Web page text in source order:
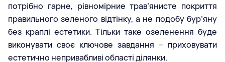
потрібно гарне, рівномірние трав’янисте покриття
правильного зеленого відтінку, а не подобу бур’яну
без краплі естетики. Тільки таке озеленення буде
виконувати своє ключове завдання – приховувати
естетично непривабливі області ділянки.